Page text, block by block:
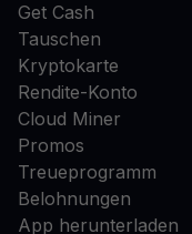
Get Cash
Tauschen
Kryptokarte
Rendite-Konto
Cloud Miner
Promos
Treueprogramm
Belohnungen
App herunterladen